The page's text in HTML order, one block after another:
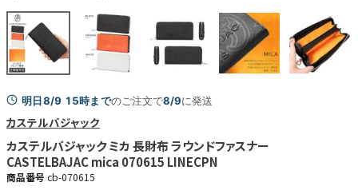
明日8/9 15時までのご注文で8/9に発送
カステルバジャック
カステルバジャック ミカ 長財布 ラウンドファスナー
CASTELBAJAC mica 070615 LINECPN
商品番号 cb-070615